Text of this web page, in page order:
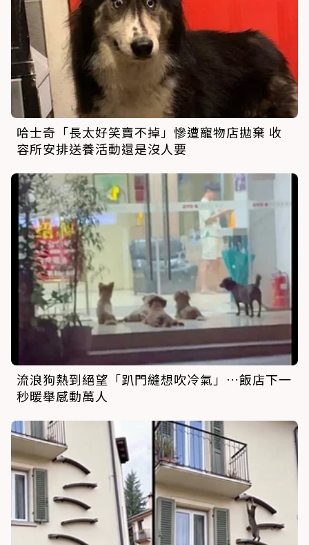
哈士奇「長太好笑賣不掉」慘遭寵物店拋棄 收
容所安排送養活動還是沒人要
流浪狗熱到絕望「趴門縫想吹冷氣」…飯店下一
秒暖舉感動萬人